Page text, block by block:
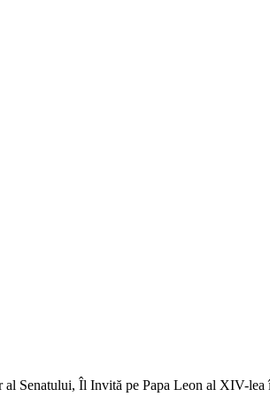
Senatului, Îl Invită pe Papa Leon al XIV-